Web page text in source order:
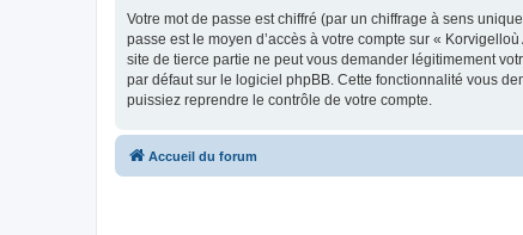
Votre mot de passe est chiffré (par un chiffrage à sens
passe est le moyen d’accès à votre compte sur «
site de tierce partie ne peut vous demander légitimement
par défaut sur le logiciel phpBB. Cette fonctionnalité vous
puissiez reprendre le contrôle de votre compte.
Accueil du forum